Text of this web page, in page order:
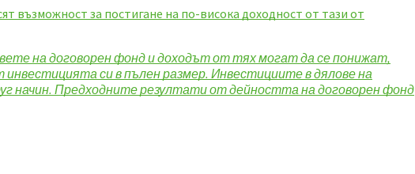
възможност за постигане на по-висока доходност от тази от
на договорен фонд и доходът от тях могат да се понижат,
си в пълен размер. Инвестициите в дялове на
начин. Предходните резултати от дейността на договорен фонд